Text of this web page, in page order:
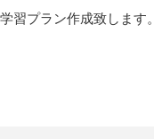
習プラン作成致します。